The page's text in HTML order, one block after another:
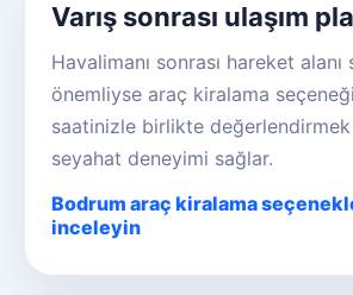
Varış sonrası ulaşım
Havalimanı sonrası hareket alanı
önemliyse araç kiralama
saatinizle birlikte değerlendirmek
seyahat deneyimi sağlar.
Bodrum araç kiralama
inceleyin